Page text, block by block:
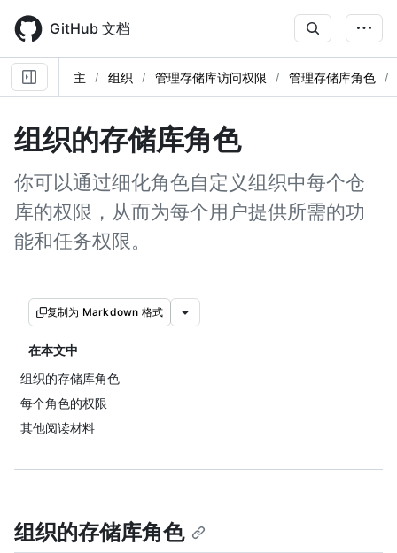
main
content
GitHub 文档
主 组织 管理存储库访问权限 管理存储库角色
组织的存储库角色
你可以通过细化角色自定义组织中每个仓
库的权限，从而为每个用户提供所需的功
能和任务权限。
复制为 Markdown 格式
在本文中
组织的存储库角色
每个角色的权限
其他阅读材料
组织的存储库角色